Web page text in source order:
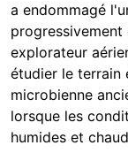
a endommagé
explorateur
étudier le terrain
microbienne
lorsque les
humides et